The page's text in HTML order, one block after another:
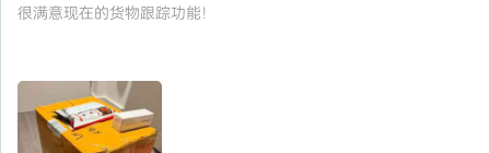
很满意现在的货物跟踪功能！